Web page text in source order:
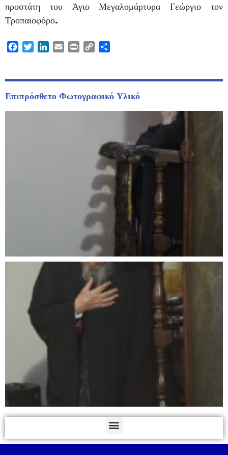
προστάτη του Άγιο Μεγαλομάρτυρα Γεώργιο τον
Τροπαιοφόρο.
Facebook
TwitterLinkedIn
EmailPrint Copy
Επιπρόσθετο Φωτογραφικό Υλικό